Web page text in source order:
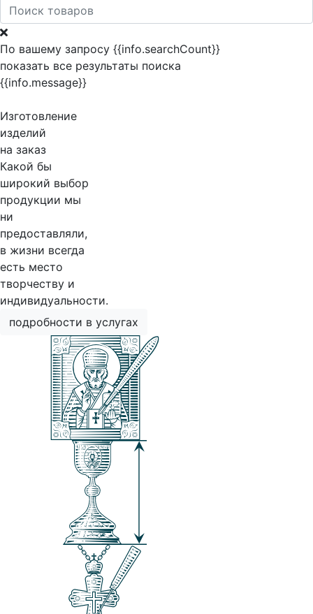
По вашему запросу {{info.searchCount}}
показать все результаты поиска
{{info.message}}
Изготовление
изделий
на заказ
Какой бы
широкий выбор
продукции мы
ни
предоставляли,
в жизни всегда
есть место
творчеству и
индивидуальности.
подробности в услугах